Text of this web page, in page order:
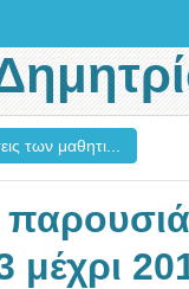
των μαθητι...